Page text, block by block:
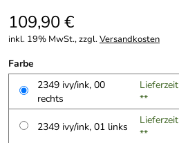
109,90 €
inkl. 19% MwSt., zzgl.Versandkosten
Farbe
2349 ivy/ink, 00
rechts
**
2349 ivy/ink, 01 links
**